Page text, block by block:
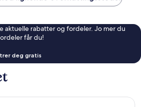
aktuelle rabatter og fordeler. Jo mer du
får du!
deg gratis